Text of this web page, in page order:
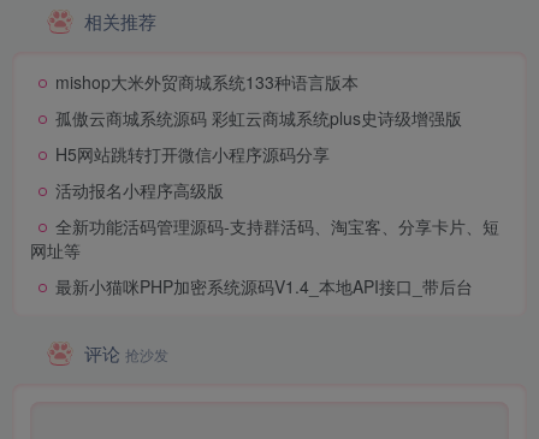
相关推荐
mishop大米外贸商城系统133种语言版本
孤傲云商城系统源码 彩虹云商城系统plus史诗级增强版
H5网站跳转打开微信小程序源码分享
活动报名小程序高级版
全新功能活码管理源码-支持群活码、淘宝客、分享卡片、短
网址等
最新小猫咪PHP加密系统源码V1.4_本地API接口_带后台
评论 抢沙发